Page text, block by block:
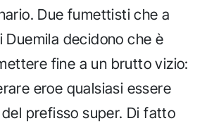
Due fumettisti che a
Duemila decidono che è
fine a un brutto vizio:
eroe qualsiasi essere
prefisso super. Di fatto